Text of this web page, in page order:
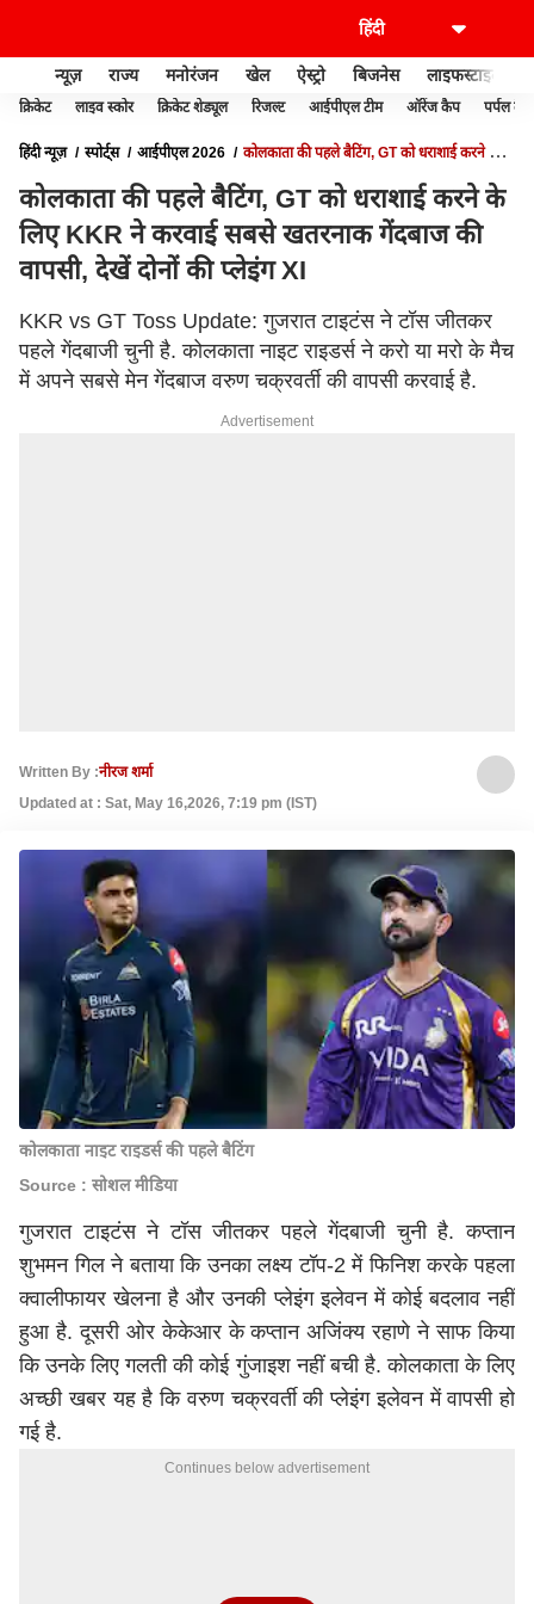
न्यूज़ राज्य मनोरंजन खेल ऐस्ट्रो बिजनेस लाइफस्टाइल
क्रिकेट लाइव स्कोर क्रिकेट शेड्यूल रिजल्ट आईपीएल टीम ऑरेंज कैप पर्पल कैप
हिंदी न्यूज़ स्पोर्ट्स आईपीएल 2026
कोलकाता की पहले बैटिंग, GT को धराशाई करने के
कोलकाता की पहले बैटिंग, GT को धराशाई करने के
लिए KKR ने करवाई सबसे खतरनाक गेंदबाज की
वापसी, देखें दोनों की प्लेइंग XI
KKR vs GT Toss Update: गुजरात टाइटंस ने टॉस जीतकर
पहले गेंदबाजी चुनी है. कोलकाता नाइट राइडर्स ने करो या मरो के मैच
में अपने सबसे मेन गेंदबाज वरुण चक्रवर्ती की वापसी करवाई है.
Advertisement
Written By :नीरज शर्मा
Updated at : Sat, May 16,2026, 7:19 pm (IST)
कोलकाता नाइट राइडर्स की पहले बैटिंग
Source : सोशल मीडिया
गुजरात टाइटंस ने टॉस जीतकर पहले गेंदबाजी चुनी है. कप्तान
शुभमन गिल ने बताया कि उनका लक्ष्य टॉप-2 में फिनिश करके पहला
क्वालीफायर खेलना है और उनकी प्लेइंग इलेवन में कोई बदलाव नहीं
हुआ है. दूसरी ओर केकेआर के कप्तान अजिंक्य रहाणे ने साफ किया
कि उनके लिए गलती की कोई गुंजाइश नहीं बची है. कोलकाता के लिए
अच्छी खबर यह है कि वरुण चक्रवर्ती की प्लेइंग इलेवन में वापसी हो
गई है.
Continues below advertisement